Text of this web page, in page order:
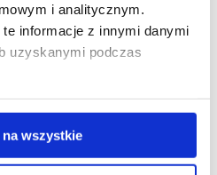
i analitycznym.
informacje z innymi danymi
uzyskanymi podczas
wszystkie